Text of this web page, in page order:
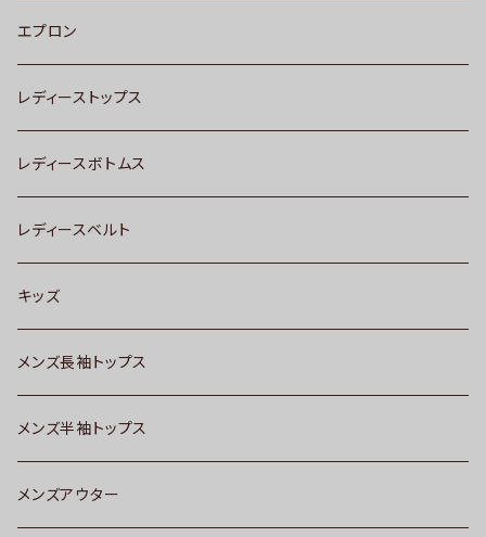
エプロン
レディーストップス
レディースボトムス
レディースベルト
キッズ
メンズ長袖トップス
メンズ半袖トップス
メンズアウター